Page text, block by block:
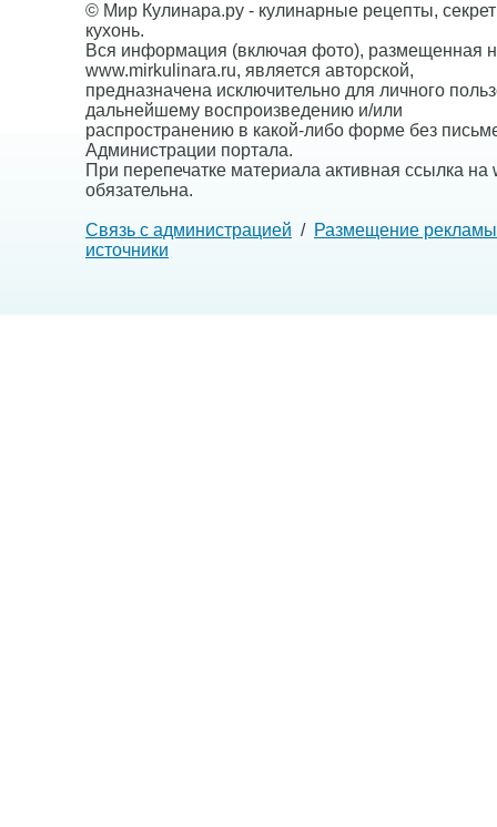
© Мир Кулинара.ру - кулинарные рецепты,
кухонь.
Вся информация (включая фото), размещенная
www.mirkulinara.ru, является авторской,
предназначена исключительно для личного
дальнейшему воспроизведению и/или
распространению в какой-либо форме без
Администрации портала.
При перепечатке материала активная ссылка на
обязательна.
Связь с администрацией / Размещение рекламы
источники